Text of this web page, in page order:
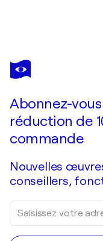
KEVIN WILCZEWSKI
Devotion
Abonnez-
réduction de
commande
Nouvelles
conseillers,